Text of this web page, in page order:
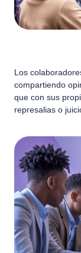
Los
compartiendo
que con sus
represalias o